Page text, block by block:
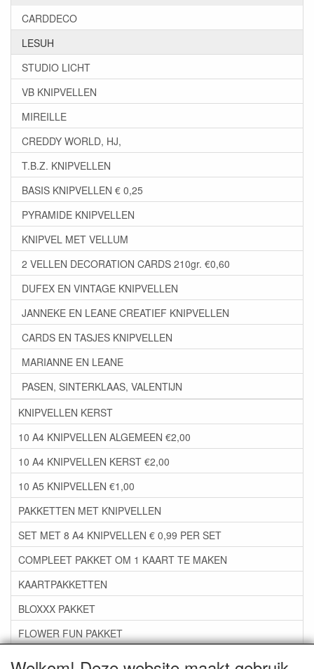
CARDDECO
LESUH
STUDIO LICHT
VB KNIPVELLEN
MIREILLE
CREDDY WORLD, HJ,
T.B.Z. KNIPVELLEN
BASIS KNIPVELLEN € 0,25
PYRAMIDE KNIPVELLEN
KNIPVEL MET VELLUM
2 VELLEN DECORATION CARDS 210gr. €0,60
DUFEX EN VINTAGE KNIPVELLEN
JANNEKE EN LEANE CREATIEF KNIPVELLEN
CARDS EN TASJES KNIPVELLEN
MARIANNE EN LEANE
PASEN, SINTERKLAAS, VALENTIJN
KNIPVELLEN KERST
10 A4 KNIPVELLEN ALGEMEEN €2,00
10 A4 KNIPVELLEN KERST €2,00
10 A5 KNIPVELLEN €1,00
PAKKETTEN MET KNIPVELLEN
SET MET 8 A4 KNIPVELLEN € 0,99 PER SET
COMPLEET PAKKET OM 1 KAART TE MAKEN
KAARTPAKKETTEN
BLOXXX PAKKET
FLOWER FUN PAKKET
***GROEP 06*** TAPE/LIJM SNIJMALLEN STEMPELS